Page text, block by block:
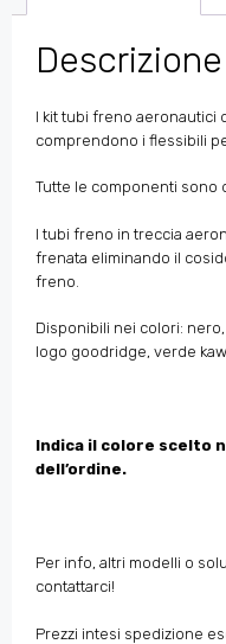
Descrizione
I kit tubi freno aeronautici
comprendono i flessibili
Tutte le componenti sono
I tubi freno in treccia
frenata eliminando il
freno.
Disponibili nei colori:
logo goodridge, verde
Indica il colore scelto
dell’ordine.
Per info, altri modelli o
contattarci!
Prezzi intesi spedizione